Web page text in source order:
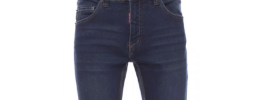
OCHRANNÉ POMÔCKY